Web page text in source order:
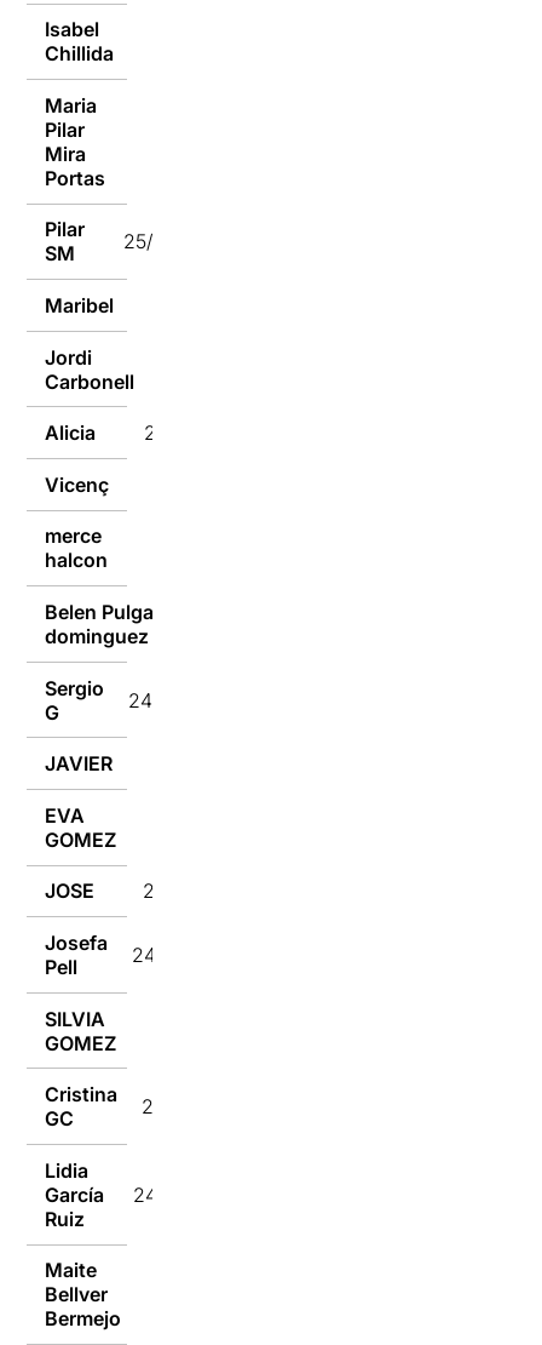
Isabel
Chillida
Maria
Pilar
Mira
Portas
Pilar
SM
25/02/2023
Maribel
Jordi
Carbonell
Alicia 25/02/2023
Vicenç
merce
halcon
Belen Pulgain
dominguez
Sergio
G
24/02/2023
JAVIER
EVA
GOMEZ
JOSE 24/02/2023
Josefa
Pell
24/02/2023
SILVIA
GOMEZ
Cristina
GC
24/02/2023
Lidia
García
Ruiz
24/02/2023
Maite
Bellver
Bermejo